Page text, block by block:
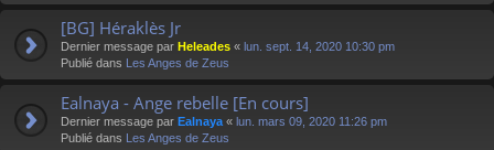
[BG] Héraklès Jr
Dernier message par Heleades « lun. sept. 14, 2020 10:30 pm
Publié dans Les Anges de Zeus
Ealnaya - Ange rebelle [En cours]
Dernier message par Ealnaya « lun. mars 09, 2020 11:26 pm
Publié dans Les Anges de Zeus